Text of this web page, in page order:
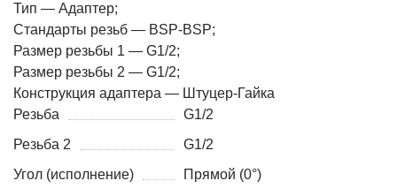
Тип — Адаптер;
Стандарты резьб — BSP-BSP;
Размер резьбы 1 — G1/2;
Размер резьбы 2 — G1/2;
Конструкция адаптера — Штуцер-Гайка
Резьба
G1/2
Резьба 2
G1/2
Угол (исполнение)
Прямой (0°)